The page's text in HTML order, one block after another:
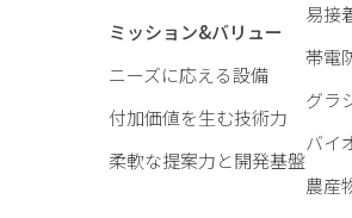
ミッション&バリュー
ニーズに応える設備
付加価値を生む技術力
柔軟な提案力と開発基盤
易接
帯電
グラ
バイ
農産